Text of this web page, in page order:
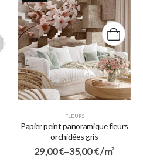
FLEURS
Papier peint panoramique fleurs
orchidées gris
29,00€–35,00€/ m²